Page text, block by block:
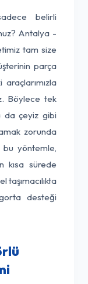
belirli
Antalya -
tam size
parça
Böylece tek
da çeyiz gibi
zorunda
bu yöntemle,
kısa sürede
taşımacılıkta
desteği